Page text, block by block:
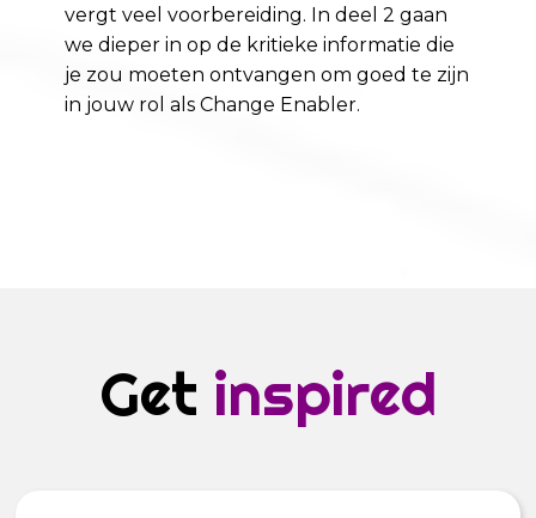
vergt veel voorbereiding. In deel 2 gaan
we dieper in op de kritieke informatie die
je zou moeten ontvangen om goed te zijn
in jouw rol als Change Enabler.
Get inspired